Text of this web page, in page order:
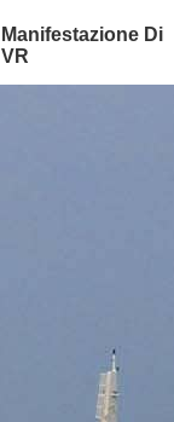
Manifestazione Di
VR